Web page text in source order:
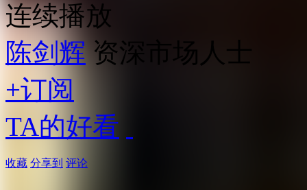
连续播放
陈剑辉 资深市场人士
+订阅
TA的好看
收藏 分享到 评论